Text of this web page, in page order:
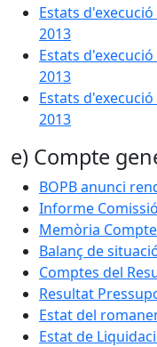
Estats
2013
Estats
2013
Estats
2013
e) Compte
BOPB anunci
Informe
Memòria
Balanç de
Comptes del
Resultat
Estat del
Estat de